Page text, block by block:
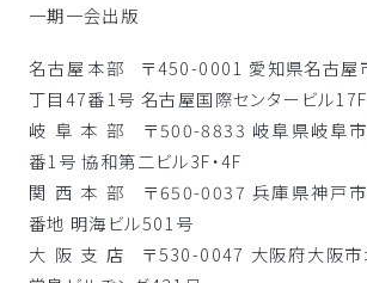
一期一会出版
名古屋本部〒450-0001 愛知県名古屋
丁目47番1号 名古屋国際センタービル17F
岐阜本部〒500-8833 岐阜県岐阜市
番1号 協和第二ビル3F・4F
関西本部〒650-0037 兵庫県神戸市
番地 明海ビル501号
大阪支店〒530-0047 大阪府大阪市